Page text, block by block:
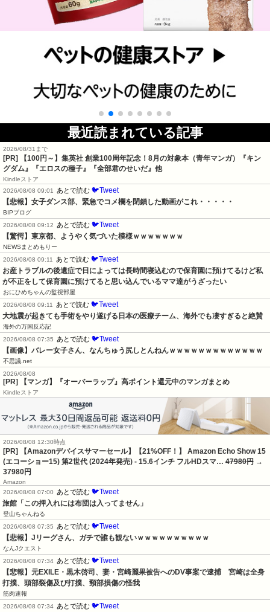
最近読まれている記事
2026/08/31まで
[PR]
【100円～】集英社 創業100周年記念！8月の対象本（青年マンガ）『キン
グダム』『エロスの種子』『全部君のせいだ』他
Kindleストア
2026/08/08 09:01
あとで読む 🐦Tweet
【悲報】女子ダンス部、緊急でコメ欄を閉鎖した動画がこれ・・・・・
BIPブログ
2026/08/08 09:12
あとで読む 🐦Tweet
【驚愕】東京都、ようやく気づいた模様ｗｗｗｗｗｗｗ
NEWSまとめもりー
2026/08/08 09:11
あとで読む 🐦Tweet
お産トラブルの後遺症で日によっては長時間寝込むので保育園に預けてるけど私
が不正をして保育園に預けてると思い込んでいるママ達がうざったい
おにひめちゃんの監視部屋
2026/08/08 09:11
あとで読む 🐦Tweet
大地震が起きても手術をやり遂げる日本の医療チーム、海外でも凄すぎると絶賛
海外の万国反応記
2026/08/08 07:35
あとで読む 🐦Tweet
【画像】バレー女子さん、なんちゅう尻しとんねんｗｗｗｗｗｗｗｗｗｗｗｗｗ
不思議.net
2026/08/08
[PR] 【マンガ】『オーバーラップ』高ポイント還元中のマンガまとめ
Kindleストア
2026/08/08 12:30時点
[PR] 【Amazonデバイスサマーセール】【21%OFF！】 Amazon Echo Show 15
(エコーショー15) 第2世代 (2024年発売) - 15.6インチ フルHDスマ… 47980円 →
37980円
Amazon
2026/08/08 07:00
あとで読む 🐦Tweet
旅館「この押入れには布団は入ってません」
登山ちゃんねる
2026/08/08 07:35
あとで読む 🐦Tweet
【悲報】Jリーグさん、ガチで誰も観ないｗｗｗｗｗｗｗｗｗｗ
なんJクエスト
2026/08/08 07:34 あとで読む 🐦Tweet
【悲報】元EXILE・黒木啓司、妻・宮崎麗果被告へのDV事案で逮捕　宮崎は全身
打撲、頭部裂傷及び打撲、頸部損傷の怪我
筋肉速報
2026/08/08 07:34 あとで読む 🐦Tweet